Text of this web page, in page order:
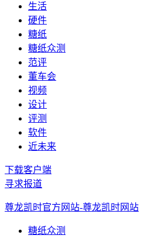
生活
硬件
糖纸
糖纸众测
范评
董车会
视频
设计
评测
软件
近未来
下载客户端
寻求报道
尊龙凯时官方网站-尊龙凯时网站
糖纸众测